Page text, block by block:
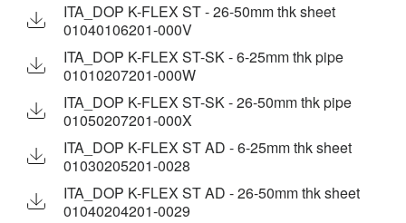
ITA_DOP K-FLEX ST - 26-50mm thk sheet
01040106201-000V
ITA_DOP K-FLEX ST-SK - 6-25mm thk pipe
01010207201-000W
ITA_DOP K-FLEX ST-SK - 26-50mm thk pipe
01050207201-000X
ITA_DOP K-FLEX ST AD - 6-25mm thk sheet
01030205201-0028
ITA_DOP K-FLEX ST AD - 26-50mm thk sheet
01040204201-0029